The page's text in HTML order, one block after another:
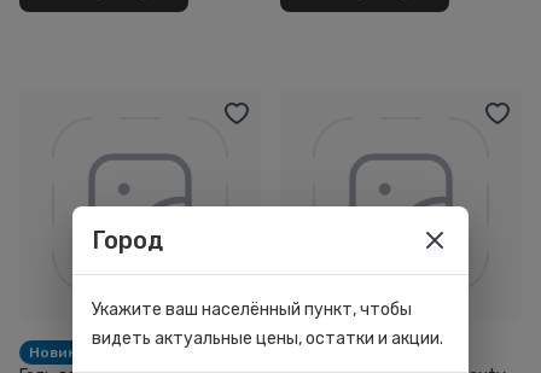
Новинка
Город
Укажите ваш населённый пункт, чтобы
видеть актуальные цены, остатки и акции.